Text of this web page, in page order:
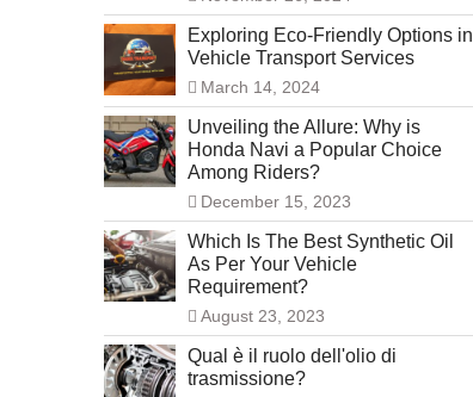
Exploring Eco-Friendly Options in
Vehicle Transport Services
March 14, 2024
Unveiling the Allure: Why is
Honda Navi a Popular Choice
Among Riders?
December 15, 2023
Which Is The Best Synthetic Oil
As Per Your Vehicle
Requirement?
August 23, 2023
Qual è il ruolo dell'olio di
trasmissione?